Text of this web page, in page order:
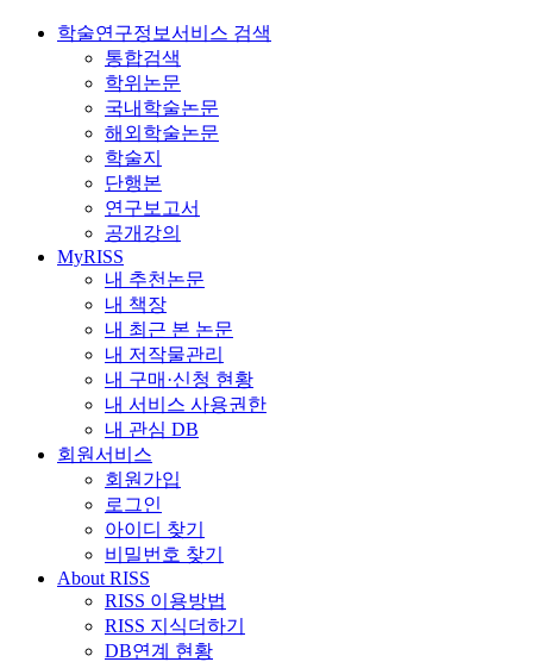
학술연구정보서비스 검색
통합검색
학위논문
국내학술논문
해외학술논문
학술지
단행본
연구보고서
공개강의
MyRISS
내 추천논문
내 책장
내 최근 본 논문
내 저작물관리
내 구매·신청 현황
내 서비스 사용권한
내 관심 DB
회원서비스
회원가입
로그인
아이디 찾기
비밀번호 찾기
About RISS
RISS 이용방법
RISS 지식더하기
DB연계 현황